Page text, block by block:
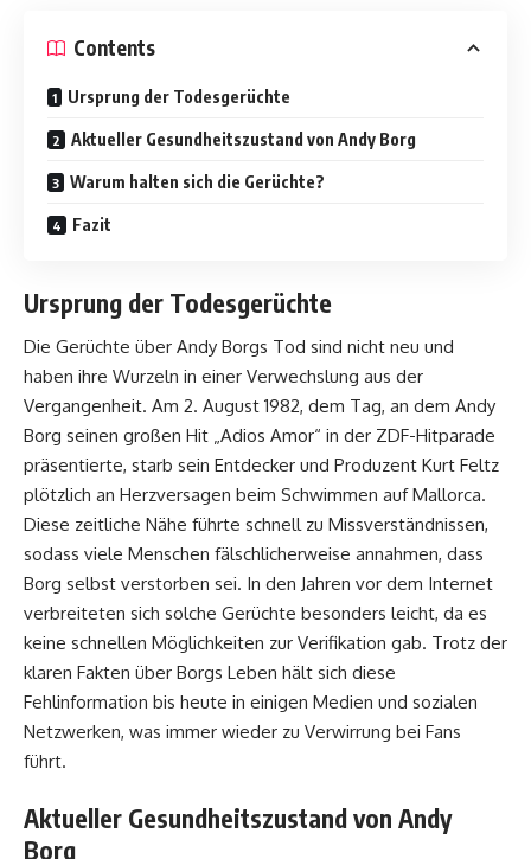
Contents
Ursprung der Todesgerüchte
Aktueller Gesundheitszustand von Andy Borg
Warum halten sich die Gerüchte?
Fazit
Ursprung der Todesgerüchte
Die Gerüchte über Andy Borgs Tod sind nicht neu und
haben ihre Wurzeln in einer Verwechslung aus der
Vergangenheit. Am 2. August 1982, dem Tag, an dem Andy
Borg seinen großen Hit „Adios Amor“ in der ZDF-Hitparade
präsentierte, starb sein Entdecker und Produzent Kurt Feltz
plötzlich an Herzversagen beim Schwimmen auf Mallorca.
Diese zeitliche Nähe führte schnell zu Missverständnissen,
sodass viele Menschen fälschlicherweise annahmen, dass
Borg selbst verstorben sei. In den Jahren vor dem Internet
verbreiteten sich solche Gerüchte besonders leicht, da es
keine schnellen Möglichkeiten zur Verifikation gab. Trotz der
klaren Fakten über Borgs Leben hält sich diese
Fehlinformation bis heute in einigen Medien und sozialen
Netzwerken, was immer wieder zu Verwirrung bei Fans
führt.
Aktueller Gesundheitszustand von Andy
Borg